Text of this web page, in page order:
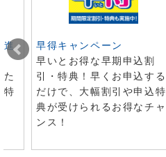
進
特
早得キャンペーン
早いとお得な早期申込割
引・特典！早くお申込する
だけで、大幅割引や申込特
典が受けられるお得なチャ
ンス！